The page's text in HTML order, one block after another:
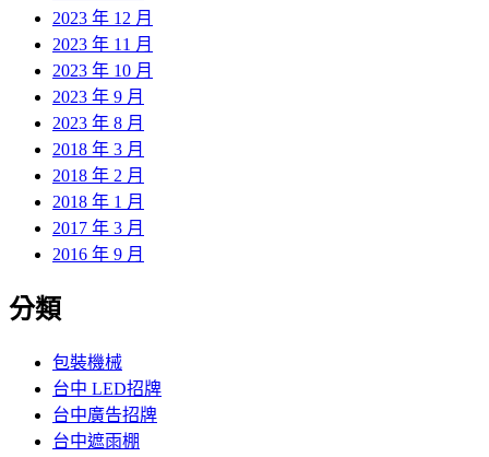
2023 年 12 月
2023 年 11 月
2023 年 10 月
2023 年 9 月
2023 年 8 月
2018 年 3 月
2018 年 2 月
2018 年 1 月
2017 年 3 月
2016 年 9 月
分類
包裝機械
台中 LED招牌
台中廣告招牌
台中遮雨棚